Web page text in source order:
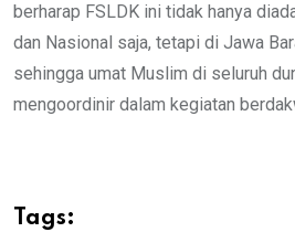
berharap FSLDK ini tidak hanya
dan Nasional saja, tetapi di Jawa
sehingga umat Muslim di seluruh
mengoordinir dalam kegiatan
Tags: